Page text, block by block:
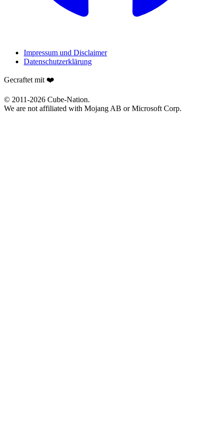
Impressum und Disclaimer
Datenschutzerklärung
Gecraftet mit ❤️
© 2011-2026 Cube-Nation.
We are not affiliated with Mojang AB or Microsoft Corp.